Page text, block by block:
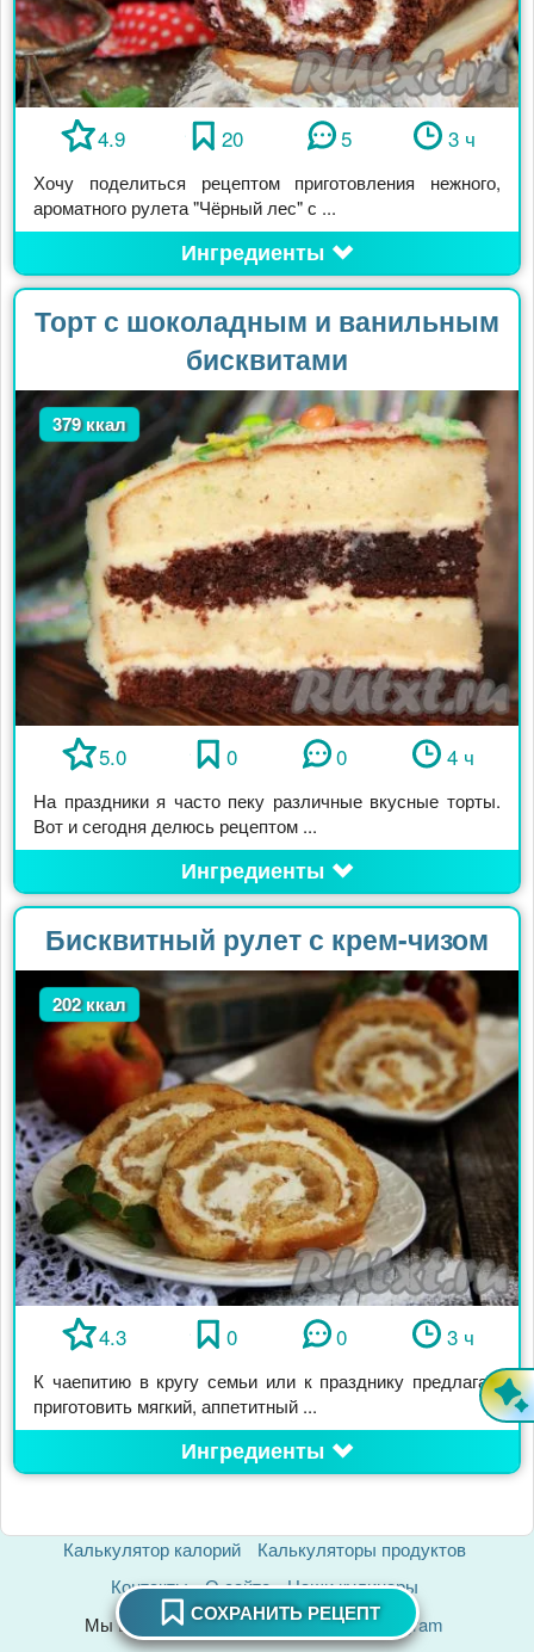
4.9 20 5 3 ч
Хочу поделиться рецептом приготовления нежного,
ароматного рулета "Чёрный лес" с ...
Ингредиенты
Торт с шоколадным и ванильным
бисквитами
379 ккал
5.0 0 0 4 ч
На праздники я часто пеку различные вкусные торты.
Вот и сегодня делюсь рецептом ...
Ингредиенты
Бисквитный рулет с крем-чизом
202 ккал
4.3 0 0 3 ч
К чаепитию в кругу семьи или к празднику предлагаю
приготовить мягкий, аппетитный ...
Ингредиенты
Калькулятор калорий
Калькуляторы продуктов
Контакты
О сайте
Наши кулинары
Мы в соцсетях:
ВК ОК Макс Telegram
СОХРАНИТЬ РЕЦЕПТ